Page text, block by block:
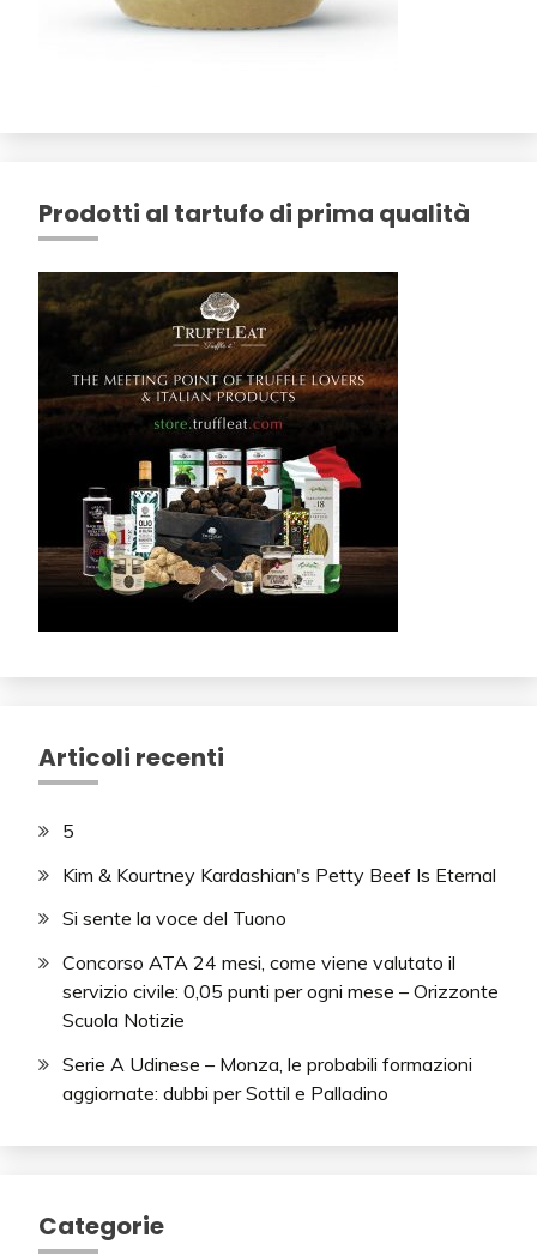
Prodotti al tartufo di prima qualità
Articoli recenti
5
Kim & Kourtney Kardashian's Petty Beef Is Eternal
Si sente la voce del Tuono
Concorso ATA 24 mesi, come viene valutato il
servizio civile: 0,05 punti per ogni mese – Orizzonte
Scuola Notizie
Serie A Udinese – Monza, le probabili formazioni
aggiornate: dubbi per Sottil e Palladino
Categorie